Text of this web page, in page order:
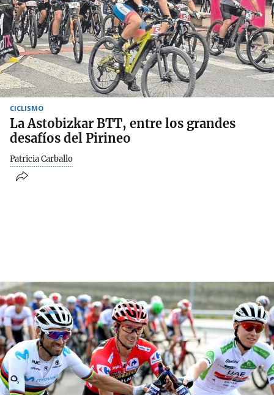
CICLISMO
La Astobizkar BTT, entre los grandes
desafíos del Pirineo
Patricia Carballo